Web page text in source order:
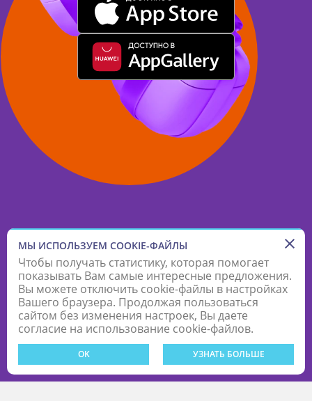
МЫ ИСПОЛЬЗУЕМ COOKIE-ФАЙЛЫ
Чтобы получать статистику, которая помогает
показывать Вам самые интересные предложения.
Вы можете отключить cookie-файлы в настройках
Вашего браузера. Продолжая пользоваться
сайтом без изменения настроек, Вы даете
согласие на использование cookie-файлов.
OK УЗНАТЬ БОЛЬШЕ